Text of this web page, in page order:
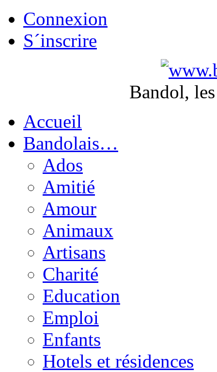
Connexion
S´inscrire
Bandol,
Accueil
Bandolais…
Ados
Amitié
Amour
Animaux
Artisans
Charité
Education
Emploi
Enfants
Hotels et résidences